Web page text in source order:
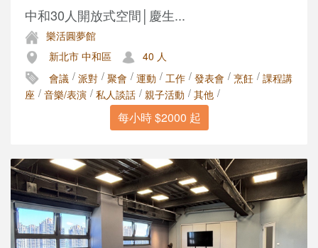
中和30人開放式空間│慶生...
樂活圓夢館
新北市 中和區
40 人
會議 / 派對 / 聚會 / 運動 / 工作 / 發表會 / 烹飪 / 課程講
座 / 音樂/表演 / 私人談話 / 親子活動 / 其他 /
每小時 $2000 起